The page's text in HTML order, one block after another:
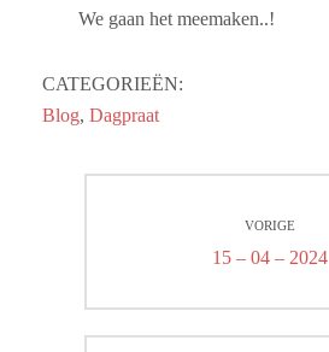
We gaan het meemaken..!
CATEGORIEËN:
Blog, Dagpraat
navigatie
VORIGE
Vorig
15 – 04 – 2024